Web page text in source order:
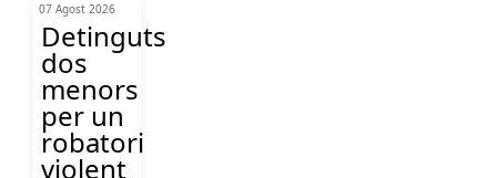
07 Agost 2026
Detinguts
dos
menors
per un
robatori
violent